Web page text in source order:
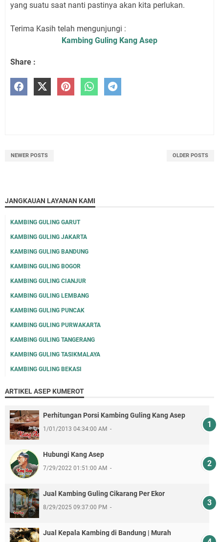
yang suatu saat nanti pastinya akan kita perlukan.
Terima Kasih telah mengunjungi :
Kambing Guling Kang Asep
Share :
NEWER POSTS OLDER POSTS
JANGKAUAN LAYANAN KAMI
KAMBING GULING GARUT
KAMBING GULING JAKARTA
KAMBING GULING BANDUNG
KAMBING GULING BOGOR
KAMBING GULING CIANJUR
KAMBING GULING LEMBANG
KAMBING GULING PUNCAK
KAMBING GULING PURWAKARTA
KAMBING GULING TANGERANG
KAMBING GULING TASIKMALAYA
KAMBING GULING BEKASI
ARTIKEL ASEP KUMEROT
Perhitungan Porsi Kambing Guling Kang Asep
1/01/2013 04:34:00 AM
Hubungi Kang Asep
7/29/2022 01:51:00 AM
Jual Kambing Guling Cikarang Per Ekor
8/29/2025 09:37:00 PM
Jual Kepala Kambing di Bandung | Murah